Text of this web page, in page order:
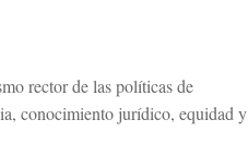
rector de las políticas de
conocimiento jurídico, equidad y